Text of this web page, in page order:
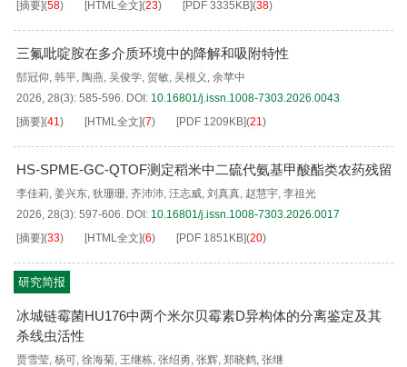
[摘要](58) [HTML全文](23) [PDF 3335KB](38)
三氟吡啶胺在多介质环境中的降解和吸附特性
郜冠仰, 韩平, 陶燕, 吴俊学, 贺敏, 吴根义 , 余苹中
2026, 28(3): 585-596. DOI: 10.16801/j.issn.1008-7303.2026.0043
[摘要](41) [HTML全文](7) [PDF 1209KB](21)
HS-SPME-GC-QTOF测定稻米中二硫代氨基甲酸酯类农药残留
李佳莉, 姜兴东, 狄珊珊, 齐沛沛, 汪志威, 刘真真, 赵慧宇, 李祖光
2026, 28(3): 597-606. DOI: 10.16801/j.issn.1008-7303.2026.0017
[摘要](33) [HTML全文](6) [PDF 1851KB](20)
研究简报
冰城链霉菌HU176中两个米尔贝霉素D异构体的分离鉴定及其
杀线虫活性
贾雪莹, 杨可, 徐海菊, 王继栋, 张绍勇, 张辉, 郑晓鹤, 张继